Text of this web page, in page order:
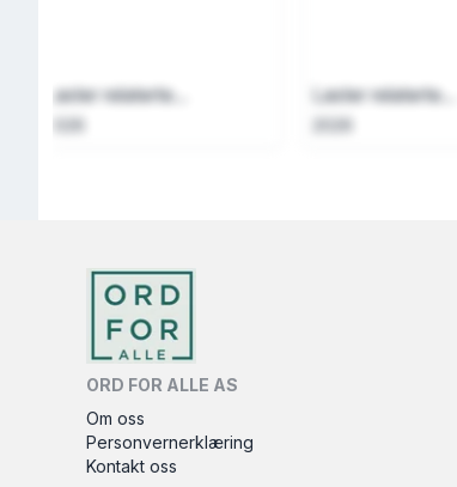
Laster relaterte...
2026
Laster relaterte...
2026
ORD FOR ALLE AS
Om oss
Personvernerklæring
Kontakt oss